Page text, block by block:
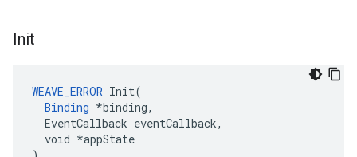
Init
WEAVE_ERROR Init(
Binding *binding,
  EventCallback eventCallback,
  void *appState